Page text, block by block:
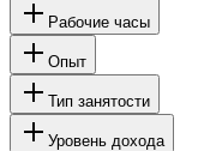
Рабочие часы
Опыт
Тип занятости
Уровень дохода